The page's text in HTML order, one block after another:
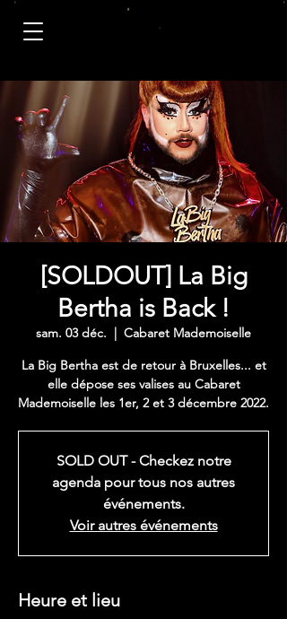
[SOLDOUT] La Big
Bertha is Back !
sam. 03 déc.
  |
Cabaret Mademoiselle
La Big Bertha est de retour à Bruxelles... et
elle dépose ses valises au Cabaret
Mademoiselle les 1er, 2 et 3 décembre 2022.
SOLD OUT - Checkez notre
agenda pour tous nos autres
événements.
Voir autres événements
Heure et lieu